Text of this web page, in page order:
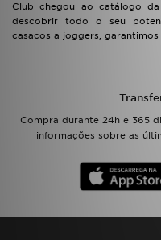
Club chegou ao catálogo
descobrir todo o seu
casacos a joggers,
Compra durante 24h e 365
informações sobre as